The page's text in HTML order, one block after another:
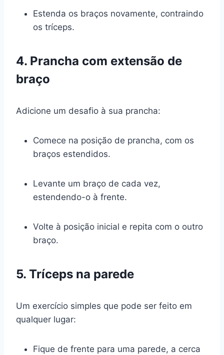
Estenda os braços novamente, contraindo
os tríceps.
4. Prancha com extensão de
braço
Adicione um desafio à sua prancha:
Comece na posição de prancha, com os
braços estendidos.
Levante um braço de cada vez,
estendendo-o à frente.
Volte à posição inicial e repita com o outro
braço.
5. Tríceps na parede
Um exercício simples que pode ser feito em
qualquer lugar:
Fique de frente para uma parede, a cerca